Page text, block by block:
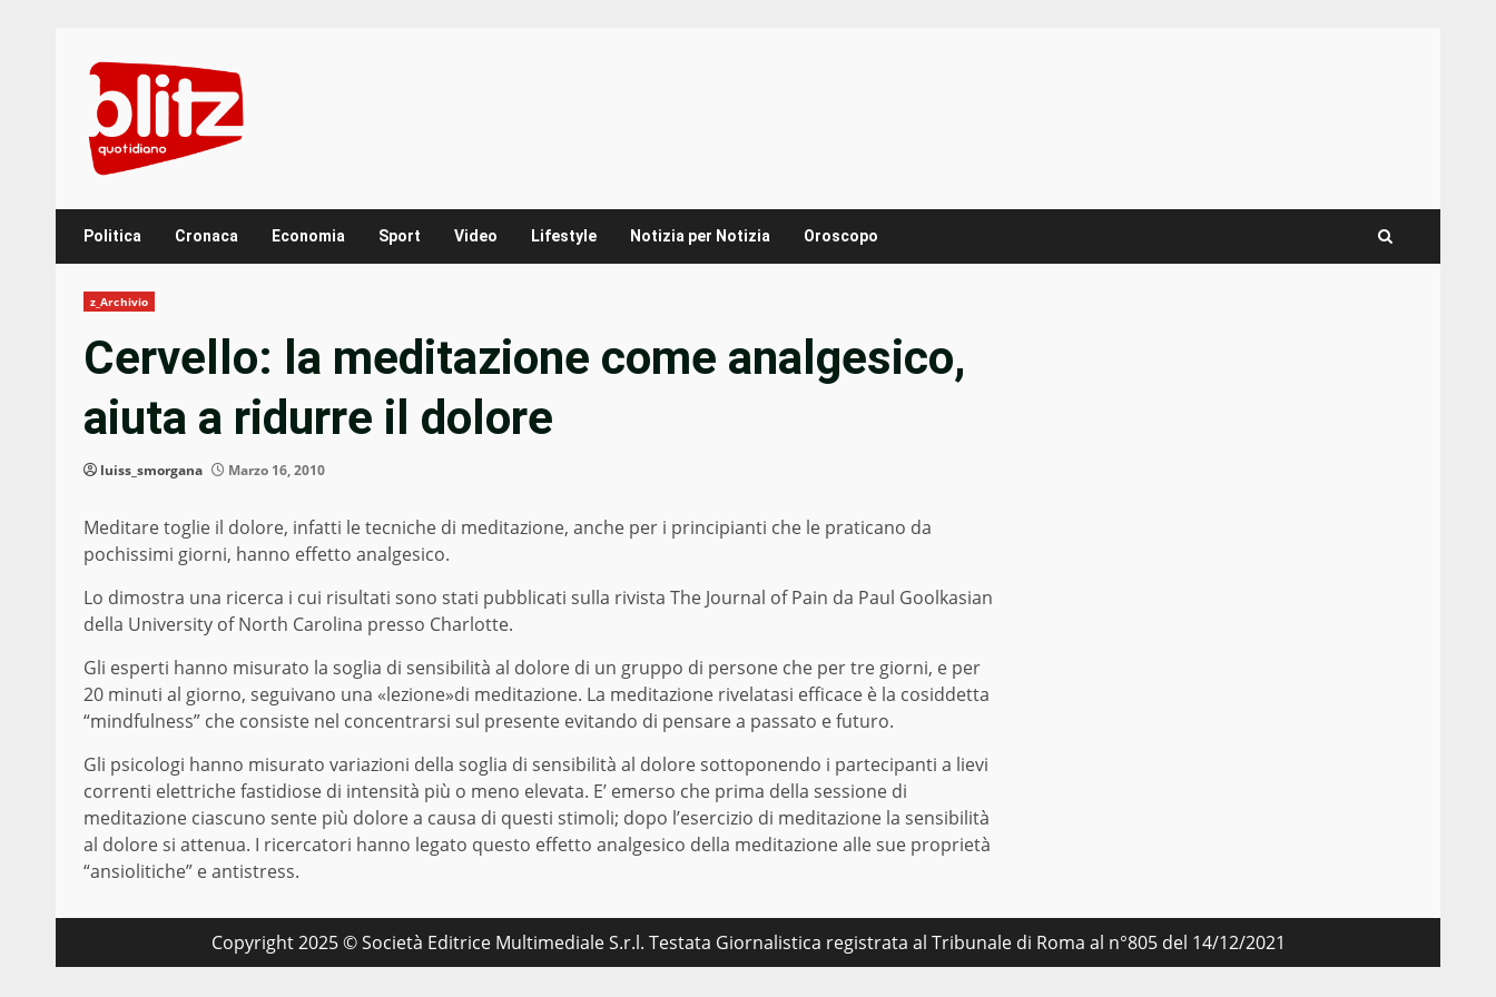
content
Politica Cronaca Economia Sport Video Lifestyle Notizia per Notizia Oroscopo
z_Archivio
Cervello: la meditazione come analgesico,
aiuta a ridurre il dolore
luiss_smorgana Marzo 16, 2010
Meditare toglie il dolore, infatti le tecniche di meditazione, anche per i principianti che le praticano da
pochissimi giorni, hanno effetto analgesico.
Lo dimostra una ricerca i cui risultati sono stati pubblicati sulla rivista The Journal of Pain da Paul Goolkasian
della University of North Carolina presso Charlotte.
Gli esperti hanno misurato la soglia di sensibilità al dolore di un gruppo di persone che per tre giorni, e per
20 minuti al giorno, seguivano una «lezione»di meditazione. La meditazione rivelatasi efficace è la cosiddetta
“mindfulness” che consiste nel concentrarsi sul presente evitando di pensare a passato e futuro.
Gli psicologi hanno misurato variazioni della soglia di sensibilità al dolore sottoponendo i partecipanti a lievi
correnti elettriche fastidiose di intensità più o meno elevata. E’ emerso che prima della sessione di
meditazione ciascuno sente più dolore a causa di questi stimoli; dopo l’esercizio di meditazione la sensibilità
al dolore si attenua. I ricercatori hanno legato questo effetto analgesico della meditazione alle sue proprietà
“ansiolitiche” e antistress.
Copyright 2025 © Società Editrice Multimediale S.r.l. Testata Giornalistica registrata al Tribunale di Roma al n°805 del 14/12/2021